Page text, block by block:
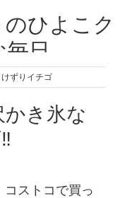
ひよこク
毎日
かに、大きくなったひよ
3児ママの平凡日記 日々
ずりイチゴ
き氷な
コストコで買っ